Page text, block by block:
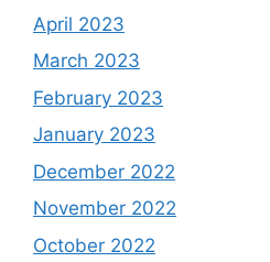
April 2023
March 2023
February 2023
January 2023
December 2022
November 2022
October 2022